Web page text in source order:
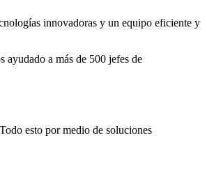
innovadoras y un equipo eficiente y
ayudado a más de 500 jefes de
esto por medio de soluciones